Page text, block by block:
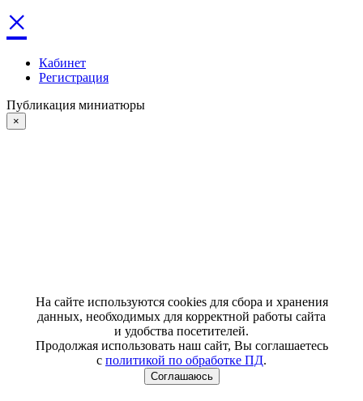
×
Кабинет
Регистрация
Публикация миниатюры
×
На сайте используются cookies для сбора и хранения
данных, необходимых для корректной работы сайта
и удобства посетителей.
Продолжая использовать наш сайт, Вы соглашаетесь
с политикой по обработке ПД.
Соглашаюсь